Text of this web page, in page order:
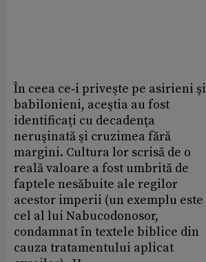
În ceea ce‑i priveşte pe asirieni şi
babilonieni, aceştia au fost
identificaţi cu decadenţa
neruşinată şi cruzimea fără
margini. Cultura lor scrisă de o
reală valoare a fost umbrită de
faptele nesăbuite ale regilor
acestor imperii (un exemplu este
cel al lui Nabucodonosor,
condamnat în textele biblice din
cauza tratamentului aplicat